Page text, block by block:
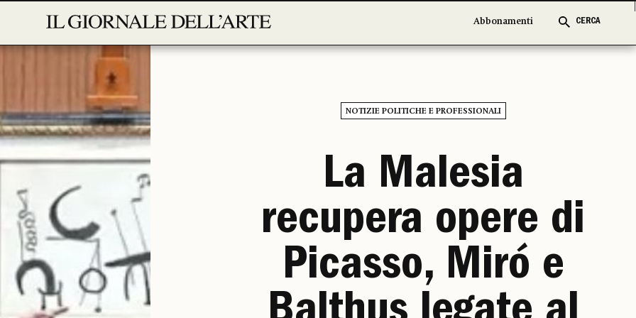
Abbonamenti CERCA
Abbonamenti CERCA
NOTIZIE POLITICHE E PROFESSIONALI
La Malesia
recupera opere di
Picasso, Miró e